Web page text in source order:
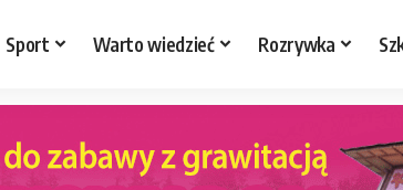
Sport Warto wiedzieć Rozrywka